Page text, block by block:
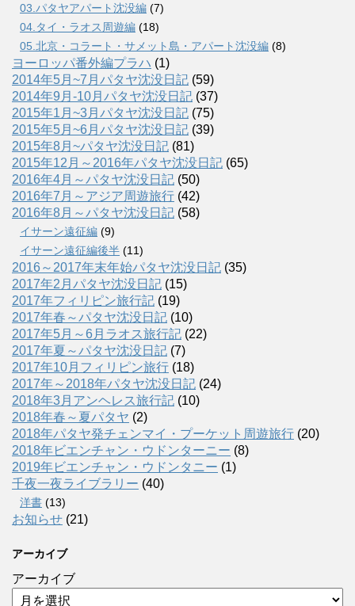
03.パタヤアパート沈没編 (7)
04.タイ・ラオス周遊編 (18)
05.北京・コラート・サメット島・アパート沈没編 (8)
ヨーロッパ番外編プラハ (1)
2014年5月~7月パタヤ沈没日記 (59)
2014年9月-10月パタヤ沈没日記 (37)
2015年1月~3月パタヤ沈没日記 (75)
2015年5月~6月パタヤ沈没日記 (39)
2015年8月~パタヤ沈没日記 (81)
2015年12月～2016年パタヤ沈没日記 (65)
2016年4月～パタヤ沈没日記 (50)
2016年7月～アジア周遊旅行 (42)
2016年8月～パタヤ沈没日記 (58)
イサーン遠征編 (9)
イサーン遠征編後半 (11)
2016～2017年末年始パタヤ沈没日記 (35)
2017年2月パタヤ沈没日記 (15)
2017年フィリピン旅行記 (19)
2017年春～パタヤ沈没日記 (10)
2017年5月～6月ラオス旅行記 (22)
2017年夏～パタヤ沈没日記 (7)
2017年10月フィリピン旅行 (18)
2017年～2018年パタヤ沈没日記 (24)
2018年3月アンヘレス旅行記 (10)
2018年春～夏パタヤ (2)
2018年パタヤ発チェンマイ・プーケット周遊旅行 (20)
2018年ビエンチャン・ウドンターニー (8)
2019年ビエンチャン・ウドンタニー (1)
千夜一夜ライブラリー (40)
洋書 (13)
お知らせ (21)
アーカイブ
アーカイブ